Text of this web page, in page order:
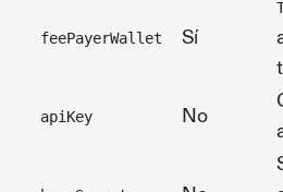
feePayerWallet Sí
apiKey No